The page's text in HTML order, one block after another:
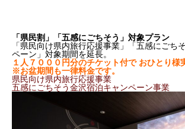
「県民割」「五感にごちそう」対象プラン
「県民向け県内旅行応援事業」「五感にごち
ペーン」対象期間を延長。
１人７０００円分のチケット付で おひとり様
※お盆期間も一律料金です。
県民向け県内旅行応援事業
五感にごちそう金沢宿泊キャンペーン事業